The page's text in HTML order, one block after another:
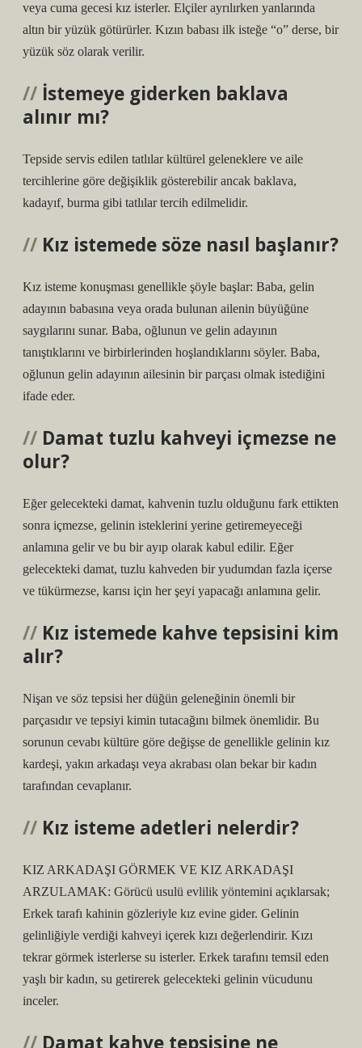
veya cuma gecesi kız isterler. Elçiler ayrılırken yanlarında
altın bir yüzük götürürler. Kızın babası ilk isteğe “o” derse, bir
yüzük söz olarak verilir.
İstemeye giderken baklava
alınır mı?
Tepside servis edilen tatlılar kültürel geleneklere ve aile
tercihlerine göre değişiklik gösterebilir ancak baklava,
kadayıf, burma gibi tatlılar tercih edilmelidir.
Kız istemede söze nasıl başlanır?
Kız isteme konuşması genellikle şöyle başlar: Baba, gelin
adayının babasına veya orada bulunan ailenin büyüğüne
saygılarını sunar. Baba, oğlunun ve gelin adayının
tanıştıklarını ve birbirlerinden hoşlandıklarını söyler. Baba,
oğlunun gelin adayının ailesinin bir parçası olmak istediğini
ifade eder.
Damat tuzlu kahveyi içmezse ne
olur?
Eğer gelecekteki damat, kahvenin tuzlu olduğunu fark ettikten
sonra içmezse, gelinin isteklerini yerine getiremeyeceği
anlamına gelir ve bu bir ayıp olarak kabul edilir. Eğer
gelecekteki damat, tuzlu kahveden bir yudumdan fazla içerse
ve tükürmezse, karısı için her şeyi yapacağı anlamına gelir.
Kız istemede kahve tepsisini kim
alır?
Nişan ve söz tepsisi her düğün geleneğinin önemli bir
parçasıdır ve tepsiyi kimin tutacağını bilmek önemlidir. Bu
sorunun cevabı kültüre göre değişse de genellikle gelinin kız
kardeşi, yakın arkadaşı veya akrabası olan bekar bir kadın
tarafından cevaplanır.
Kız isteme adetleri nelerdir?
KIZ ARKADAŞI GÖRMEK VE KIZ ARKADAŞI
ARZULAMAK: Görücü usulü evlilik yöntemini açıklarsak;
Erkek tarafı kahinin gözleriyle kız evine gider. Gelinin
gelinliğiyle verdiği kahveyi içerek kızı değerlendirir. Kızı
tekrar görmek isterlerse su isterler. Erkek tarafını temsil eden
yaşlı bir kadın, su getirerek gelecekteki gelinin vücudunu
inceler.
Damat kahve tepsisine ne